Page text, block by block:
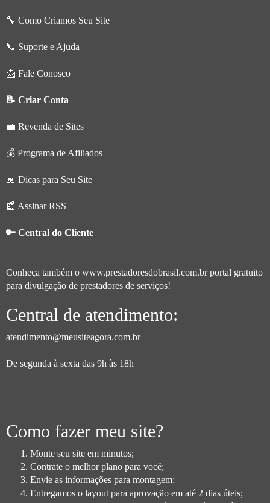
🔧 Como Criamos Seu Site
📞 Suporte e Ajuda
📩 Fale Conosco
📝 Criar Conta
💼 Revenda de Sites
💰 Programa de Afiliados
📖 Dicas para Seu Site
📰 Assinar RSS
🔑 Central do Cliente
Conheça também o www.prestadoresdobrasil.com.brportal gratuito
para divulgação de prestadores de serviços!
Central de atendimento:
atendimento@meusiteagora.com.br
De segunda à sexta das 9h às 18h
Como fazer meu site?
Monte seu site em minutos;
Contrate o melhor plano para você;
Envie as informações para montagem;
Entregamos o layout para aprovação em até 2 dias úteis;